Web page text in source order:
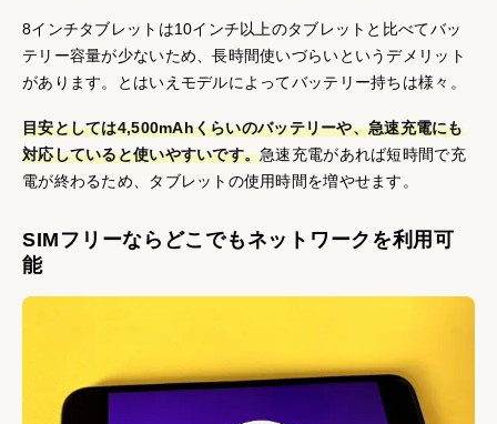
8インチタブレットは10インチ以上のタブレットと比べてバッ
テリー容量が少ないため、長時間使いづらいというデメリット
があります。とはいえモデルによってバッテリー持ちは様々。
目安としては4,500mAhくらいのバッテリーや、急速充電にも
対応していると使いやすいです。急速充電があれば短時間で充
電が終わるため、タブレットの使用時間を増やせます。
SIMフリーならどこでもネットワークを利用可
能